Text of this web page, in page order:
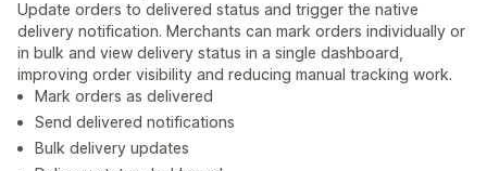
Update orders to delivered status and trigger the native
delivery notification. Merchants can mark orders individually or
in bulk and view delivery status in a single dashboard,
improving order visibility and reducing manual tracking work.
Mark orders as delivered
Send delivered notifications
Bulk delivery updates